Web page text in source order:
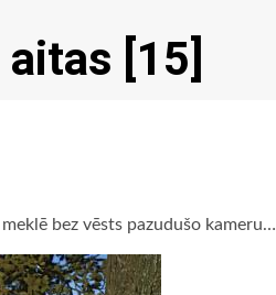
[15]
bez vēsts pazudušo kameru…